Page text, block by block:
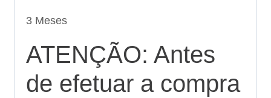
3 Meses
ATENÇÃO: Antes
de efetuar a compra